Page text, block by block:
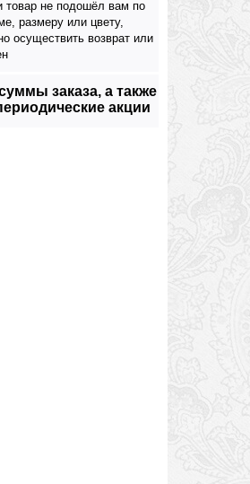
товар не подошёл вам по
размеру или цвету,
осуществить возврат или
заказа, а также
акции